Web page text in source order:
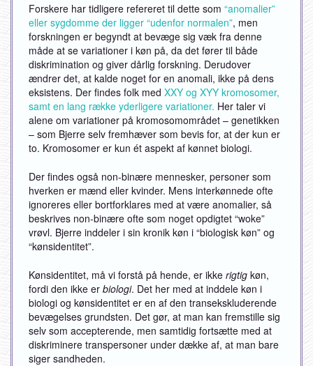
Forskere har tidligere refereret til dette som “anomalier”
eller sygdomme der ligger “udenfor normalen”, men
forskningen er begyndt at bevæge sig væk fra denne
måde at se variationer i køn på, da det fører til både
diskrimination og giver dårlig forskning. Derudover
ændrer det, at kalde noget for en anomali, ikke på dens
eksistens. Der findes folk med XXY og XYY kromosomer,
samt en lang række yderligere variationer. Her taler vi
alene om variationer på kromosomområdet – genetikken
– som Bjerre selv fremhæver som bevis for, at der kun er
to. Kromosomer er kun ét aspekt af kønnet biologi.
Der findes også non-binære mennesker, personer som
hverken er mænd eller kvinder. Mens interkønnede ofte
ignoreres eller bortforklares med at være anomalier, så
beskrives non-binære ofte som noget opdigtet “woke”
vrøvl. Bjerre inddeler i sin kronik køn i “biologisk køn” og
“kønsidentitet”.
Kønsidentitet, må vi forstå på hende, er ikke rigtigkøn,
fordi den ikke er biologi. Det her med at inddele køn i
biologi og kønsidentitet er en af den transekskluderende
bevægelses grundsten. Det gør, at man kan fremstille sig
selv som accepterende, men samtidig fortsætte med at
diskriminere transpersoner under dække af, at man bare
siger sandheden.